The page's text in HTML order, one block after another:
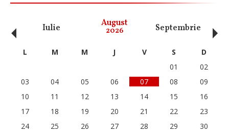
Iulie August
2026 Septembrie
‹ L M M J V S
D
01
02
03
04 05 06 07 08
09
10
11 12 13 14 15
16
17
18 19 20 21 22
23
24
25 26 27 28 29
30